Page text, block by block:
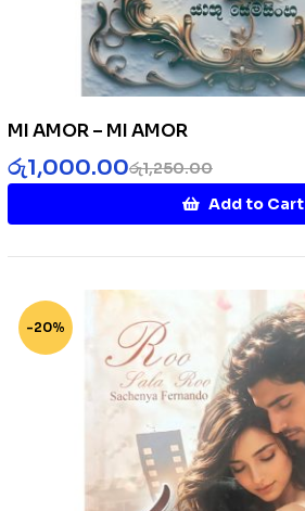
MI AMOR – MI AMOR
රු1,250.00
රු1,000.00
Add to Cart
-20%